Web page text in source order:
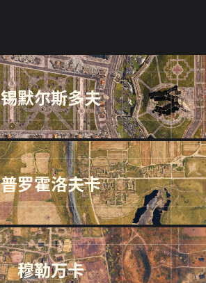
锡默尔斯多夫
普罗霍洛夫卡
穆勒万卡